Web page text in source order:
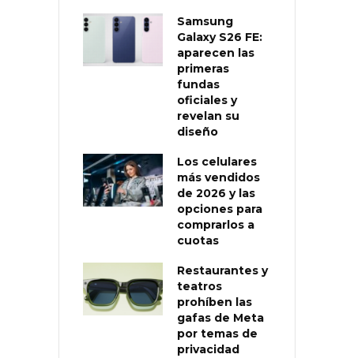
Samsung
Galaxy S26 FE:
aparecen las
primeras
fundas
oficiales y
revelan su
diseño
Los celulares
más vendidos
de 2026 y las
opciones para
comprarlos a
cuotas
Restaurantes y
teatros
prohíben las
gafas de Meta
por temas de
privacidad